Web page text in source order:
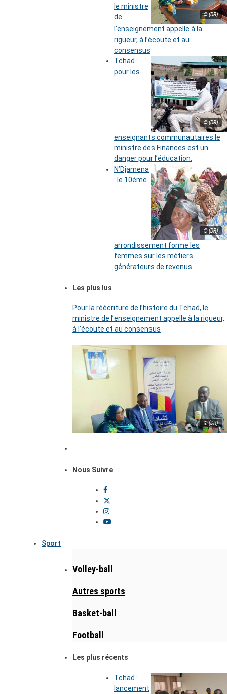
© (DR)
le ministre
de
l’enseignement appelle à la
rigueur, à l’écoute et au
consensus
© (DR)
Tchad :
pour les
enseignants communautaires le
ministre des Finances est un
danger pour l’éducation.
© (DR)
N’Djamena
: le 10ème
arrondissement forme les
femmes sur les métiers
générateurs de revenus
Les plus lus
Pour la réécriture de l’histoire du Tchad, le
ministre de l’enseignement appelle à la rigueur,
à l’écoute et au consensus
© (DR)
Nous Suivre
Sport
Volley-ball
Autres sports
Basket-ball
Football
Les plus récents
Tchad :
lancement